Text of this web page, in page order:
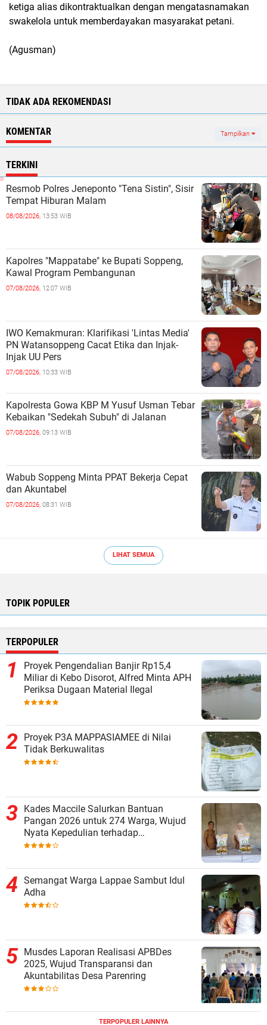
ketiga alias dikontraktualkan dengan mengatasnamakan
swakelola untuk memberdayakan masyarakat petani.
(Agusman)
TIDAK ADA REKOMENDASI
KOMENTAR Tampilkan
TERKINI
Resmob Polres Jeneponto "Tena Sistin", Sisir
Tempat Hiburan Malam ‎
08/08/2026, 13:53 WIB
Kapolres "Mappatabe" ke Bupati Soppeng,
Kawal Program Pembangunan ‎ ‎
07/08/2026, 12:07 WIB
IWO Kemakmuran: Klarifikasi 'Lintas Media'
PN Watansoppeng Cacat Etika dan Injak-
Injak UU Pers
07/08/2026, 10:33 WIB
Kapolresta Gowa KBP M Yusuf Usman Tebar
Kebaikan "Sedekah Subuh" di Jalanan ‎
07/08/2026, 09:13 WIB
Wabub Soppeng Minta PPAT Bekerja Cepat
dan Akuntabel ‎
07/08/2026, 08:31 WIB
LIHAT SEMUA
TOPIK POPULER
TERPOPULER
Proyek Pengendalian Banjir Rp15,4
Miliar di Kebo Disorot, Alfred Minta APH
Periksa Dugaan Material Ilegal
Proyek P3A MAPPASIAMEE di Nilai
Tidak Berkuwalitas
Kades Maccile Salurkan Bantuan
Pangan 2026 untuk 274 Warga, Wujud
Nyata Kepedulian terhadap
Kesejahteraan Masyarakat
Semangat Warga Lappae Sambut Idul
Adha
Musdes Laporan Realisasi APBDes
2025, Wujud Transparansi dan
Akuntabilitas Desa Parenring
TERPOPULER LAINNYA